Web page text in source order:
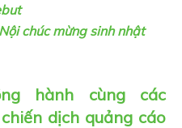
chúc mừng sinh nhật
hành cùng các
dịch quảng cáo